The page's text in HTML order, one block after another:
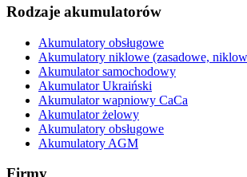
Rodzaje akumulatorów
Akumulatory obsługowe
Akumulatory niklowe (zasadowe,
Akumulator samochodowy
Akumulator Ukraiński
Akumulator wapniowy CaCa
Akumulator żelowy
Akumulatory obsługowe
Akumulatory AGM
Firmy